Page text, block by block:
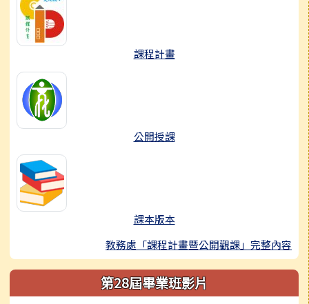
課程計畫
公開授課
課本版本
教務處「課程計畫暨公開觀課」完整內容
第28屆畢業班影片